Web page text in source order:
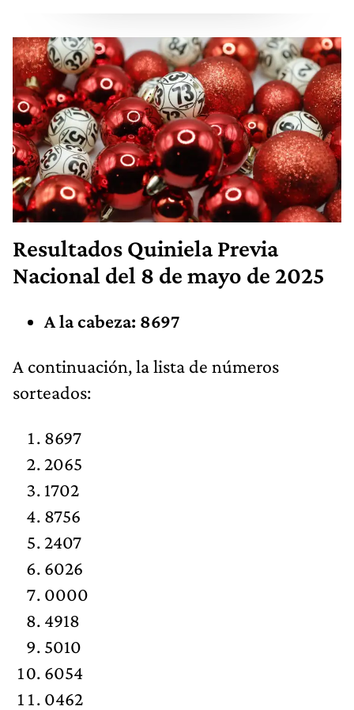
Resultados Quiniela Previa
Nacional del 8 de mayo de 2025
A la cabeza: 8697
​​A continuación, la lista de números
sorteados:
8697
2065
1702
8756
2407
6026
0000
4918
5010
6054
0462